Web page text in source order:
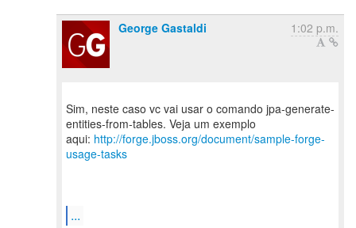
George Gastaldi 1:02 p.m.
Sim, neste caso vc vai usar o comando jpa-generate-
entities-from-tables. Veja um exemplo
aqui: http://forge.jboss.org/document/sample-forge-
usage-tasks
...